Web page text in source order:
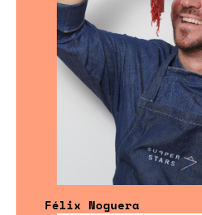
Félix Noguera